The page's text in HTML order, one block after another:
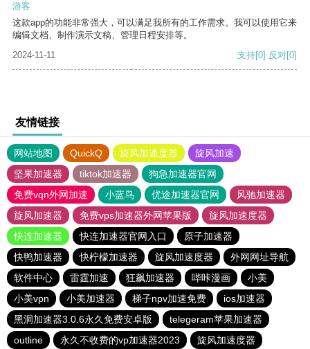
游客
这款app的功能非常强大，可以满足我所有的工作需求。我可以使用它来
编辑文档、制作演示文稿、管理日程安排等。
2024-11-11
支持[0] 反对[0]
友情链接
网站地图 QuickQ 旋风加速度器
旋风加速
坚果加速器
tiktok加速器
狗急加速器官网
免费vqn外网加速
小蓝鸟 优途加速器官网
风驰加速器
旋风加速器
免费vps加速器外网苹果版
旋风加速度器
快连加速器
快连加速器官网入口
原子加速器
快鸭加速器
快柠檬加速器 旋风加速度器
外网网址导航
软件中心
雷霆加速 狂飙加速器 哔咔漫画
小美
小美vpn
小美加速器 梯子npv加速免费
ios加速器
黑洞加速器3.0.6永久免费安卓版
telegeram苹果加速器
outline
永久不收费的vp加速器2023
旋风加速度器